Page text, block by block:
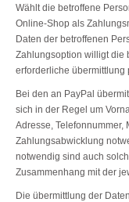
Wählt die betroffene
Online-Shop als
Daten der betroffenen
Zahlungsoption willigt die
erforderliche
Bei den an PayPal
sich in der Regel um
Adresse,
Zahlungsabwicklung
notwendig sind auch
Zusammenhang mit der
Die übermittlung der